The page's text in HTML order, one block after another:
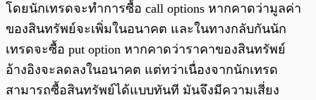
โดยนักเทรดจะทำการซื้อ call options หากคาดว่ามูลค่า
ของสินทรัพย์จะเพิ่มในอนาคต และในทางกลับกันนัก
เทรดจะซื้อ put option หากคาดว่าราคาของสินทรัพย์
อ้างอิงจะลดลงในอนาคต แต่ทว่าเนื่องจากนักเทรด
สามารถซื้อสินทรัพย์ได้แบบทันที มันจึงมีความเสี่ยง